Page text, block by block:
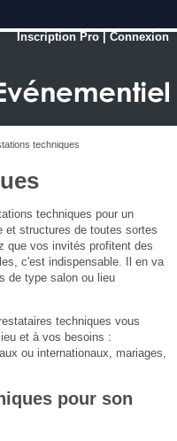
Inscription Pro |Connexion
techniques
techniques pour un
et structures de toutes sortes
que vos invités profitent des
c'est indispensable. Il en va
de type salon ou lieu
techniques vous
et à vos besoins :
ou internationaux, mariages,
pour son